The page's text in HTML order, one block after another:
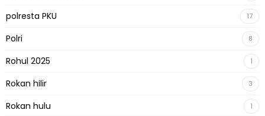
polresta PKU 17
Polri 8
Rohul 2025 1
Rokan hilir 3
Rokan hulu 1